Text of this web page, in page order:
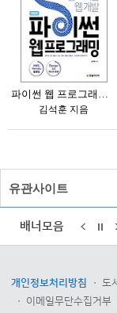
유관사이트
배너모음
개인정보처리방침 도
이메일무단수집거부